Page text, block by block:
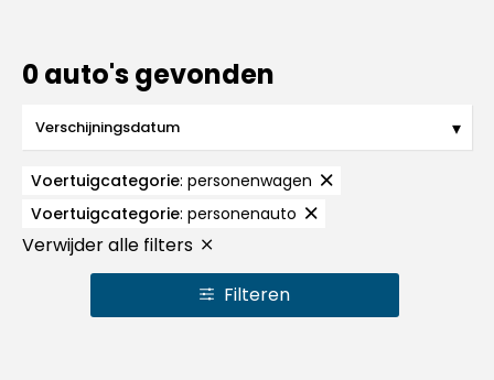
0 auto's gevonden
Voertuigcategorie: personenwagen
Voertuigcategorie: personenauto
Verwijder alle filters
Filteren